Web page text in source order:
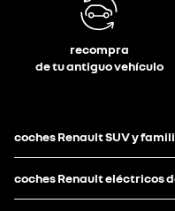
recompra
de tu antiguo vehículo
coches Renault SUV y
coches Renault eléctricos